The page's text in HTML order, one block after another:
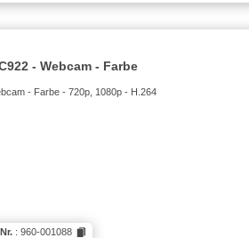
- Webcam - Farbe
- Farbe - 720p, 1080p - H.264
: 960-001088